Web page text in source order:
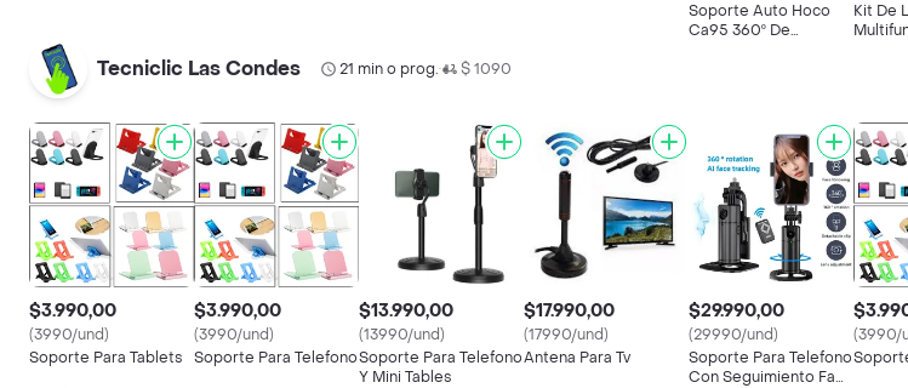
Soporte Auto Hoco
Ca95 360º De
Kit De
Tecniclic Las Condes 21 min o prog.• $ 1090
$3.990,00
(3990/und)
Soporte Para Tablets
$3.990,00
(3990/und)
Soporte Para Telefono
$13.990,00
(13990/und)
Soporte Para Telefono
Y Mini Tables
$17.990,00
(17990/und)
Antena Para Tv
$29.990,00
(29990/und)
Soporte Para Telefono
Con Seguimiento Facil
(3990/